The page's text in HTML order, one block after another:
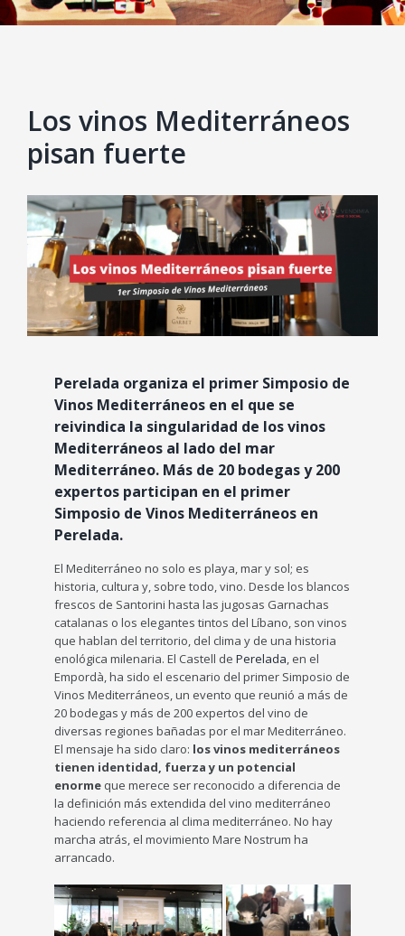
Los vinos Mediterráneos
pisan fuerte
View
Larger
Image
Perelada organiza el primer Simposio de
Vinos Mediterráneos en el que se
reivindica la singularidad de los vinos
Mediterráneos al lado del mar
Mediterráneo. Más de 20 bodegas y 200
expertos participan en el primer
Simposio de Vinos Mediterráneos en
Perelada.
El Mediterráneo no solo es playa, mar y sol; es
historia, cultura y, sobre todo, vino. Desde los blancos
frescos de Santorini hasta las jugosas Garnachas
catalanas o los elegantes tintos del Líbano, son vinos
que hablan del territorio, del clima y de una historia
enológica milenaria. El Castell de Perelada, en el
Empordà, ha sido el escenario del primer Simposio de
Vinos Mediterráneos, un evento que reunió a más de
20 bodegas y más de 200 expertos del vino de
diversas regiones bañadas por el mar Mediterráneo.
El mensaje ha sido claro: los vinos mediterráneos
tienen identidad, fuerza y un potencial
enorme que merece ser reconocido a diferencia de
la definición más extendida del vino mediterráneo
haciendo referencia al clima mediterráneo. No hay
marcha atrás, el movimiento Mare Nostrum ha
arrancado.